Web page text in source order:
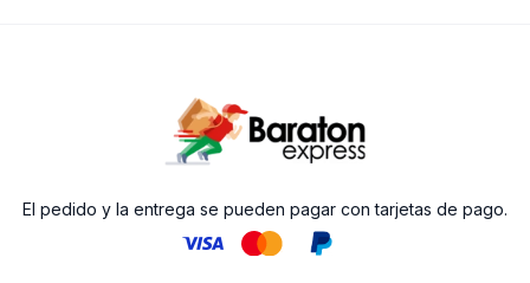
El pedido y la entrega se pueden pagar con tarjetas de pago.